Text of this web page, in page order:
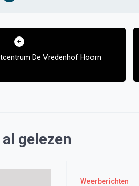
De Vredenhof Hoorn
gelezen
Weerberichten